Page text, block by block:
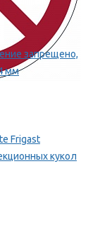
запрещено,
мм
Frigast
кукол